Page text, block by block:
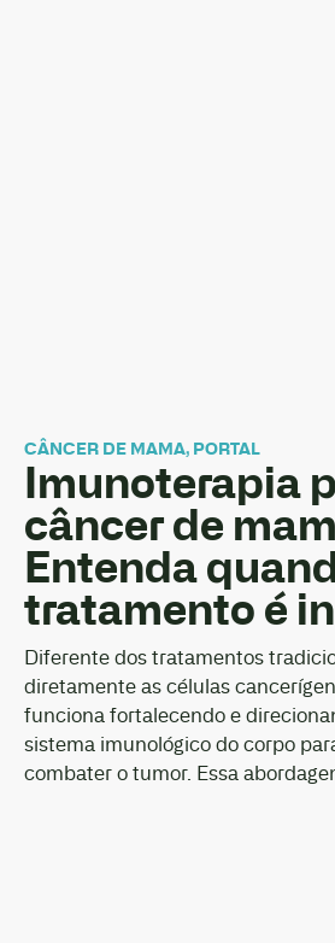
CÂNCER DE MAMA, PORTAL
Imunoterapia
câncer de
Entenda
tratamento é
Diferente dos tratamentos
diretamente as células
funciona fortalecendo e
sistema imunológico do corpo
combater o tumor. Essa